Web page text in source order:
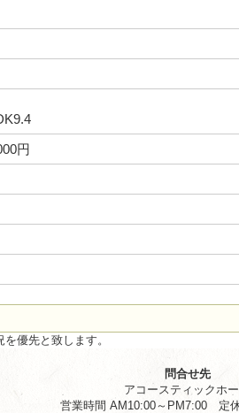
円
優先と致します。
問合せ先
アコースティックホ
営業時間 AM10:00～PM7:00 定